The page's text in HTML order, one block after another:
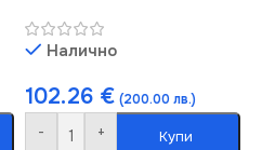
Налично
102.26 € (200.00 лв.)
- + Купи